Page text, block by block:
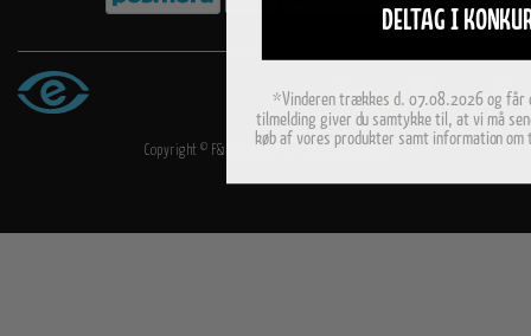
Copyright © F&H Group A/S · CVR: 10325838
DELTAG I
*Vinderen trækkes d. 07.08.2026 og får
tilmelding giver du samtykke til, at vi må
køb af vores produkter samt information